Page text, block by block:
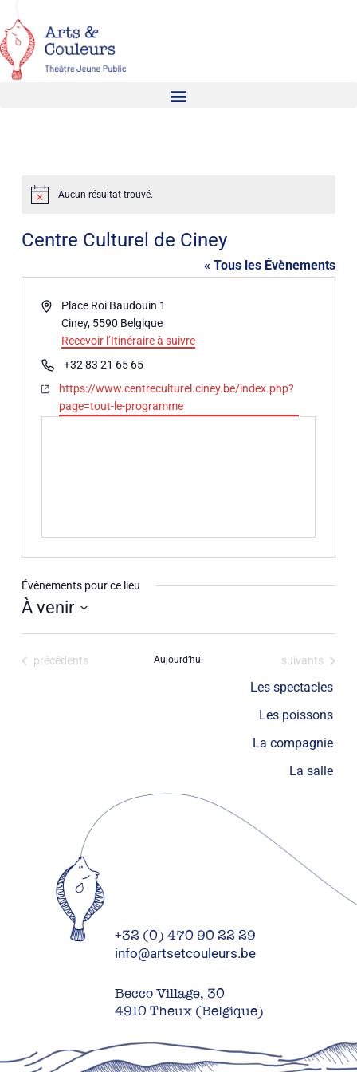
Notice Aucun résultat trouvé.
Centre Culturel de Ciney
« Tous les Évènements
AdressePlace Roi Baudouin 1
Ciney, 5590 Belgique
Recevoir l’Itinéraire à suivre
Téléphone
+32 83 21 65 65
Site
web
https://www.centreculturel.ciney.be/index.php?
page=tout-le-programme
Évènements pour ce lieu
À venir
date.
Évènements
précédents Aujourd’hui Évènements
suivants
Les spectacles
Les poissons
La compagnie
La salle
+32 (0) 470 90 22 29
info@artsetcouleurs.be
Becco Village, 30
4910 Theux (Belgique)